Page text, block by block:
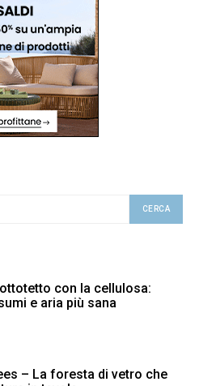
CERCA
con la cellulosa:
e aria più sana
– La foresta di vetro che